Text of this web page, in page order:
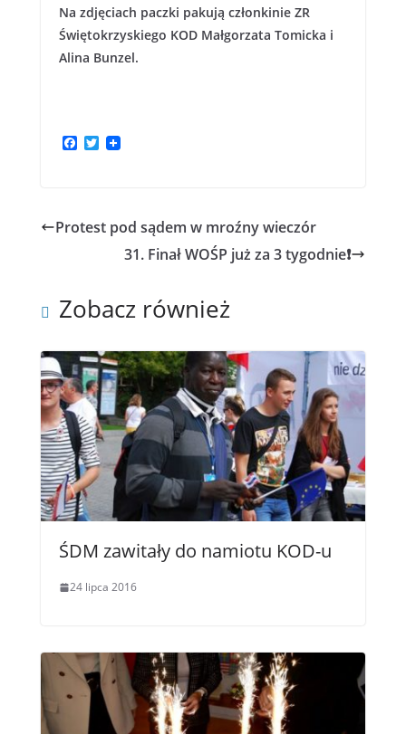
Na zdjęciach paczki pakują członkinie ZR
Świętokrzyskiego KOD Małgorzata Tomicka i
Alina Bunzel.
F
o
T
r
Protest pod sądem w mroźny wieczór
31. Finał WOŚP już za 3 tygodnie❗
Zobacz również
ŚDM zawitały do namiotu KOD-u
24 lipca 2016